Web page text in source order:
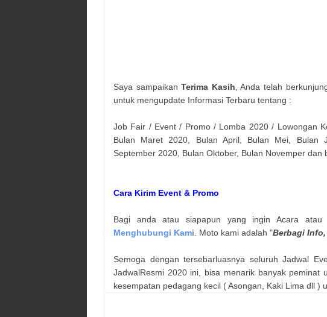
Saya sampaikanTerima Kasih , Anda telah
untuk mengupdate Informasi Terbaru tentang :
Job Fair / Event / Promo / Lomba 2020 / Lowongan
Bulan Maret 2020, Bulan April, Bulan Mei, Bulan
September 2020, Bulan Oktober, Bulan Novemper dan
Cara Kirim Event & Promo
Bagi anda atau siapapun yang ingin Acara
Menghubungi Kami . Moto kami adalah "Berbagi
Semoga dengan tersebarluasnya seluruh Jadwal
JadwalResmi 2020 ini, bisa menarik banyak peminat
kesempatan pedagang kecil ( Asongan, Kaki Lima dll )